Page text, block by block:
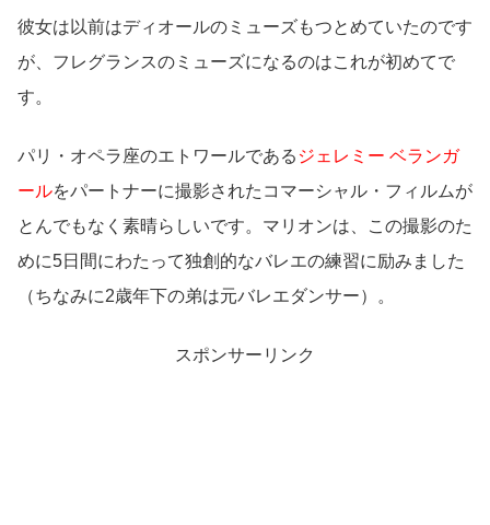
彼女は以前はディオールのミューズもつとめていたのです
が、フレグランスのミューズになるのはこれが初めてで
す。
パリ・オペラ座のエトワールである ジェレミー ベランガ
ールをパートナーに撮影されたコマーシャル・フィルムが
とんでもなく素晴らしいです。マリオンは、この撮影のた
めに5日間にわたって独創的なバレエの練習に励みました
（ちなみに2歳年下の弟は元バレエダンサー）。
スポンサーリンク